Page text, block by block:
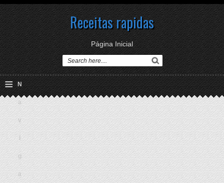
Receitas rapidas
Página Inicial
≡ N
a
v
i
g
a